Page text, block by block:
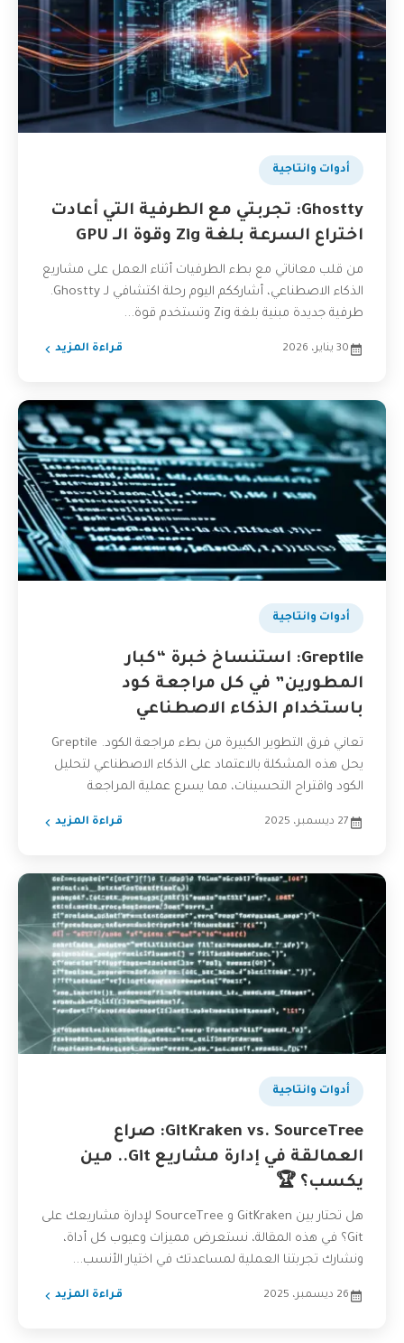
بودكاست
أدوات وانتاجية
Ghostty: تجربتي مع الطرفية التي أعادت
اختراع السرعة بلغة Zig وقوة الـ GPU
من قلب معاناتي مع بطء الطرفيات أثناء العمل على مشاريع
الذكاء الاصطناعي، أشارككم اليوم رحلة اكتشافي لـ Ghostty.
طرفية جديدة مبنية بلغة Zig وتستخدم قوة...
30 يناير، 2026 قراءة المزيد
بودكاست
أدوات وانتاجية
Greptile: استنساخ خبرة “كبار
المطورين” في كل مراجعة كود
باستخدام الذكاء الاصطناعي
تعاني فرق التطوير الكبيرة من بطء مراجعة الكود. Greptile
يحل هذه المشكلة بالاعتماد على الذكاء الاصطناعي لتحليل
الكود واقتراح التحسينات، مما يسرع عملية المراجعة
27 ديسمبر، 2025 قراءة المزيد
بودكاست
أدوات وانتاجية
GitKraken vs. SourceTree: صراع
العمالقة في إدارة مشاريع Git.. مين
يكسب؟ 🏆
هل تحتار بين GitKraken و SourceTree لإدارة مشاريعك على
Git؟ في هذه المقالة، نستعرض مميزات وعيوب كل أداة،
ونشارك تجربتنا العملية لمساعدتك في اختيار الأنسب...
26 ديسمبر، 2025 قراءة المزيد